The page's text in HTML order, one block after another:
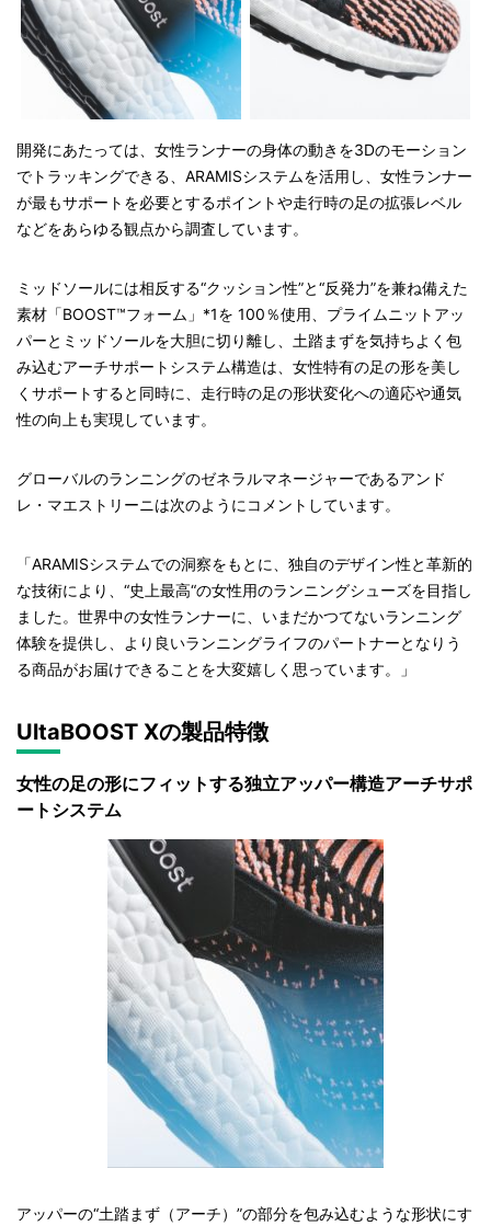
開発にあたっては、女性ランナーの身体の動きを3Dのモーション
でトラッキングできる、ARAMISシステムを活用し、女性ランナー
が最もサポートを必要とするポイントや走行時の足の拡張レベル
などをあらゆる観点から調査しています。
ミッドソールには相反する“クッション性”と“反発力”を兼ね備えた
素材「BOOST™フォーム」*1を 100％使用、プライムニットアッ
パーとミッドソールを大胆に切り離し、土踏まずを気持ちよく包
み込むアーチサポートシステム構造は、女性特有の足の形を美し
くサポートすると同時に、走行時の足の形状変化への適応や通気
性の向上も実現しています。
グローバルのランニングのゼネラルマネージャーであるアンド
レ・マエストリーニは次のようにコメントしています。
「ARAMISシステムでの洞察をもとに、独自のデザイン性と革新的
な技術により、“史上最高“の女性用のランニングシューズを目指し
ました。世界中の女性ランナーに、いまだかつてないランニング
体験を提供し、より良いランニングライフのパートナーとなりう
る商品がお届けできることを大変嬉しく思っています。」
UltaBOOST Xの製品特徴
女性の足の形にフィットする独立アッパー構造アーチサポ
ートシステム
アッパーの“土踏まず（アーチ）”の部分を包み込むような形状にす